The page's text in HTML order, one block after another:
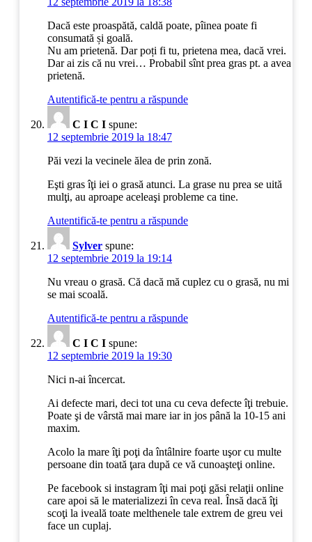
Dacă este proaspătă, caldă poate, pîinea poate fi
consumată și goală.
Nu am prietenă. Dar poți fi tu, prietena mea, dacă vrei.
Dar ai zis că nu vrei… Probabil sînt prea gras pt. a avea
prietenă.
Autentifică-te pentru a răspunde
C I C I spune:
12 septembrie 2019 la 18:47
Păi vezi la vecinele ălea de prin zonă.
Eşti gras îţi iei o grasă atunci. La grase nu prea se uită
mulţi, au aproape aceleaşi probleme ca tine.
Autentifică-te pentru a răspunde
Sylver spune:
12 septembrie 2019 la 19:14
Nu vreau o grasă. Că dacă mă cuplez cu o grasă, nu mi
se mai scoală.
Autentifică-te pentru a răspunde
C I C I spune:
12 septembrie 2019 la 19:30
Nici n-ai încercat.
Ai defecte mari, deci tot una cu ceva defecte îţi trebuie.
Poate şi de vârstă mai mare iar in jos până la 10-15 ani
maxim.
Acolo la mare îţi poţi da întâlnire foarte uşor cu multe
persoane din toată ţara după ce vă cunoaşteţi online.
Pe facebook si instagram îţi mai poţi găsi relaţii online
care apoi să le materializezi în ceva real. Însă dacă îţi
scoţi la iveală toate melthenele tale extrem de greu vei
face un cuplaj.